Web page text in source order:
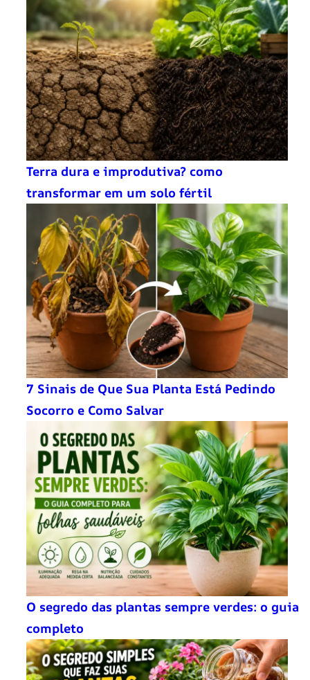
Terra dura e improdutiva? como
transformar em um solo fértil
7 Sinais de Que Sua Planta Está Pedindo
Socorro e Como Salvar
O segredo das plantas sempre verdes: o guia
completo